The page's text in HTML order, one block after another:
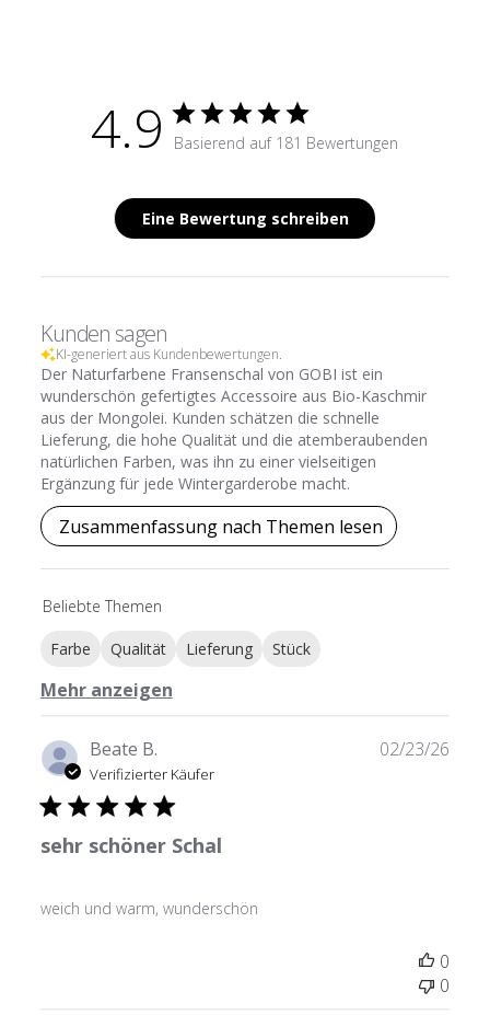
4.9 Basierend auf 181 Bewertungen
Eine Bewertung schreiben
Kunden sagen
KI-generiert aus Kundenbewertungen.
Der Naturfarbene Fransenschal von GOBI ist ein
wunderschön gefertigtes Accessoire aus Bio-Kaschmir
aus der Mongolei. Kunden schätzen die schnelle
Lieferung, die hohe Qualität und die atemberaubenden
natürlichen Farben, was ihn zu einer vielseitigen
Ergänzung für jede Wintergarderobe macht.
Zusammenfassung nach Themen lesen
Beliebte Themen
Farbe Qualität Lieferung Stück
Mehr anzeigen
Beate B.
Verifizierter Käufer
sehr schöner Schal
weich und warm, wunderschön
02/23/26
0
0